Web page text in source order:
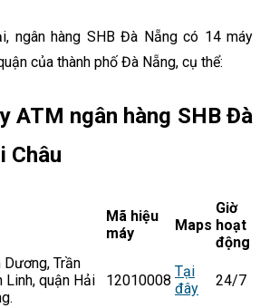
ngân hàng SHB Đà Nẵng có 14 máy
của thành phố Đà Nẵng, cụ thể:
ATM ngân hàng SHB Đà
Châu
Mã hiệu
máy
Maps
Giờ
hoạt
động
Trần
Linh, quận Hải
12010008
Tại
đây
24/7